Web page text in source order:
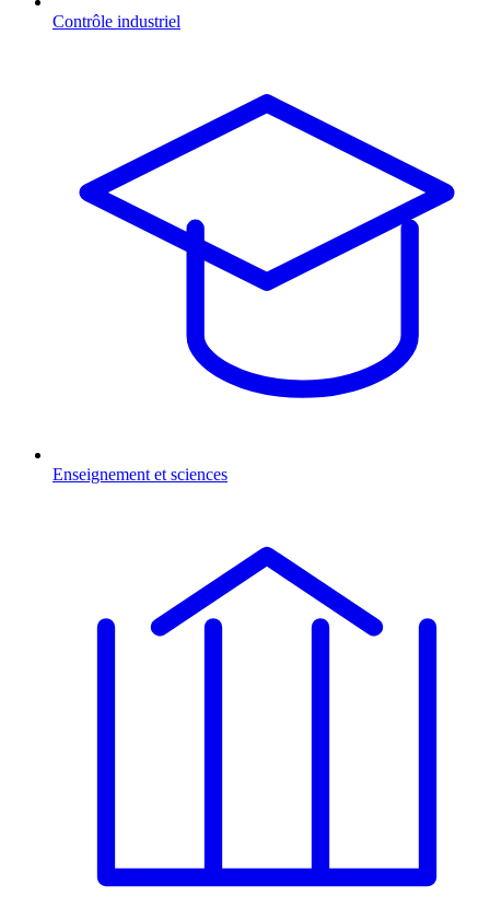
Contrôle industriel
Enseignement et sciences